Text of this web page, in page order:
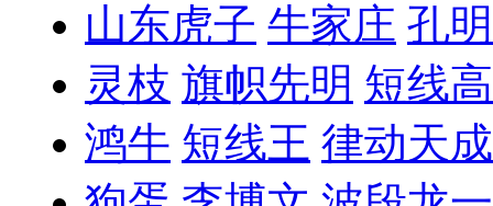
山东虎子 牛家庄 孔
灵枝 旗帜先明 短线
鸿牛 短线王 律动天成